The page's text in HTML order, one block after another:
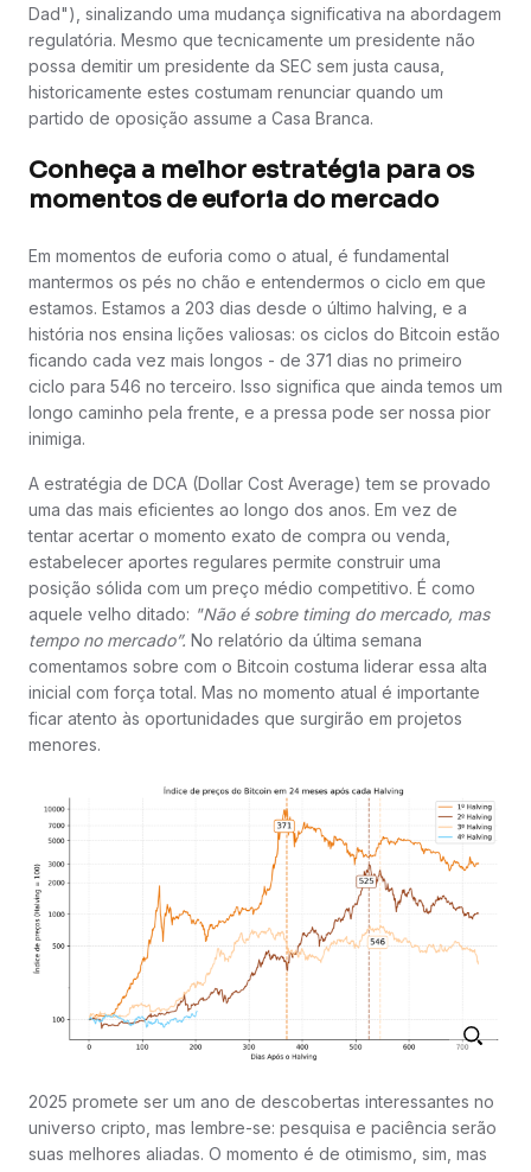
Dad"), sinalizando uma mudança significativa na abordagem
regulatória. Mesmo que tecnicamente um presidente não
possa demitir um presidente da SEC sem justa causa,
historicamente estes costumam renunciar quando um
partido de oposição assume a Casa Branca.
Conheça a melhor estratégia para os
momentos de euforia do mercado
Em momentos de euforia como o atual, é fundamental
mantermos os pés no chão e entendermos o ciclo em que
estamos. Estamos a 203 dias desde o último halving, e a
história nos ensina lições valiosas: os ciclos do Bitcoin estão
ficando cada vez mais longos - de 371 dias no primeiro
ciclo para 546 no terceiro. Isso significa que ainda temos um
longo caminho pela frente, e a pressa pode ser nossa pior
inimiga.
A estratégia de DCA (Dollar Cost Average) tem se provado
uma das mais eficientes ao longo dos anos. Em vez de
tentar acertar o momento exato de compra ou venda,
estabelecer aportes regulares permite construir uma
posição sólida com um preço médio competitivo. É como
aquele velho ditado: "Não é sobre timing do mercado, mas
tempo no mercado”. No relatório da última semana
comentamos sobre com o Bitcoin costuma liderar essa alta
inicial com força total. Mas no momento atual é importante
ficar atento às oportunidades que surgirão em projetos
menores.
2025 promete ser um ano de descobertas interessantes no
universo cripto, mas lembre-se: pesquisa e paciência serão
suas melhores aliadas. O momento é de otimismo, sim, mas